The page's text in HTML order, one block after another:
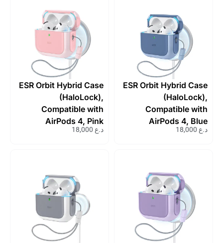
ESR Orbit Hybrid
Compatible
AirPods 4,
ESR Orbit Hybrid Case
(HaloLock),
Compatible with
AirPods 4, Pink